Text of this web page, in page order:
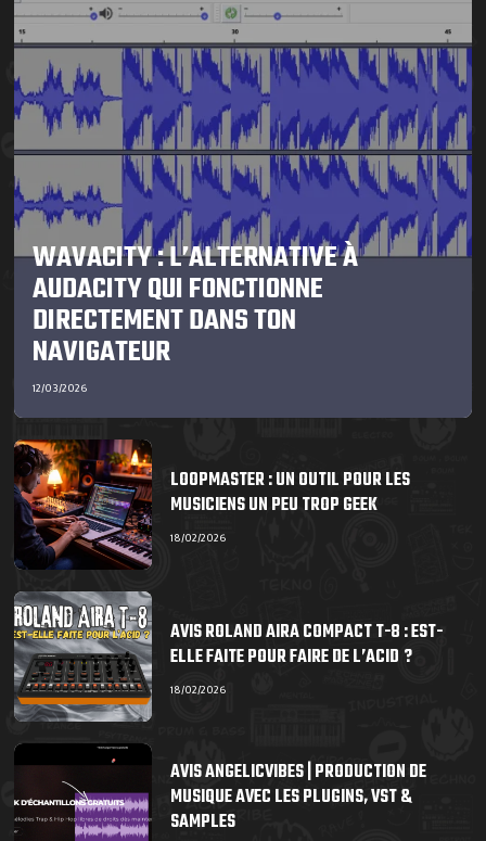
WAVACITY : L’ALTERNATIVE À
AUDACITY QUI FONCTIONNE
DIRECTEMENT DANS TON
NAVIGATEUR
12/03/2026
LOOPMASTER : UN OUTIL POUR LES
MUSICIENS UN PEU TROP GEEK
18/02/2026
AVIS ROLAND AIRA COMPACT T-8 : EST-
ELLE FAITE POUR FAIRE DE L’ACID ?
18/02/2026
AVIS ANGELICVIBES | PRODUCTION DE
MUSIQUE AVEC LES PLUGINS, VST &
SAMPLES